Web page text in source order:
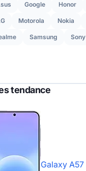
Google Honor
Motorola Nokia
Samsung Sony
tendance
Galaxy A57